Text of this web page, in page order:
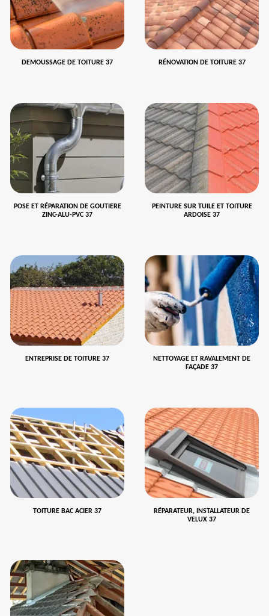
DEMOUSSAGE DE TOITURE 37 RÉNOVATION DE TOITURE 37
POSE ET RÉPARATION DE GOUTIERE
ZINC-ALU-PVC 37
PEINTURE SUR TUILE ET TOITURE
ARDOISE 37
ENTREPRISE DE TOITURE 37
NETTOYAGE ET RAVALEMENT DE
FAÇADE 37
TOITURE BAC ACIER 37
RÉPARATEUR, INSTALLATEUR DE
VELUX 37